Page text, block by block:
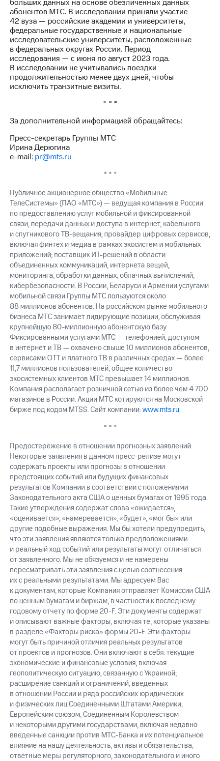
больших данных на основе обезличенных данных
абонентов МТС. В исследовании приняли участие
42 вуза — российские академии и университеты,
федеральные государственные и национальные
исследовательские университеты, расположенные
в федеральных округах России. Период
исследования — с июня по август 2023 года.
В исследовании не учитывались поездки
продолжительностью менее двух дней, чтобы
исключить транзитные визиты.
* * *
За дополнительной информацией обращайтесь:
Пресс-секретарь Группы МТС
Ирина Дерюгина
e-mail: pr@mts.ru
* * *
Публичное акционерное общество «Мобильные
ТелеСистемы» (ПАО «МТС») — ведущая компания в России
по предоставлению услуг мобильной и фиксированной
связи, передачи данных и доступа в интернет, кабельного
и спутникового ТВ-вещания; провайдер цифровых сервисов,
включая финтех и медиа в рамках экосистем и мобильных
приложений; поставщик ИТ-решений в области
объединенных коммуникаций, интернета вещей,
мониторинга, обработки данных, облачных вычислений,
кибербезопасности. В России, Беларуси и Армении услугами
мобильной связи Группы МТС пользуются около
88 миллионов абонентов. На российском рынке мобильного
бизнеса МТС занимает лидирующие позиции, обслуживая
крупнейшую 80-миллионную абонентскую базу.
Фиксированными услугами МТС — телефонией, доступом
в интернет и ТВ — охвачено свыше 10 миллионов абонентов,
сервисами OTT и платного ТВ в различных средах — более
11,7 миллионов пользователей, общее количество
экосистемных клиентов МТС превышает 14 миллионов.
Компания располагает розничной сетью из более чем 4 700
магазинов в России. Акции МТС котируются на Московской
бирже под кодом MTSS. Сайт компании:www.mts.ru.
* * *
Предостережение в отношении прогнозных заявлений.
Некоторые заявления в данном пресс-релизе могут
содержать проекты или прогнозы в отношении
предстоящих событий или будущих финансовых
результатов Компании в соответствии с положениями
Законодательного акта США о ценных бумагах от 1995 года.
Такие утверждения содержат слова «ожидается»,
«оценивается», «намеревается», «будет», «мог бы» или
другие подобные выражения. Мы бы хотели предупредить,
что эти заявления являются только предположениями
и реальный ход событий или результаты могут отличаться
от заявленного. Мы не обязуемся и не намерены
пересматривать эти заявления с целью соотнесения
их с реальными результатами. Мы адресуем Вас
к документам, которые Компания отправляет Комиссии США
по ценным бумагам и биржам, в частности к последнему
годовому отчету по форме 20-F. Эти документы содержат
и описывают важные факторы, включая те, которые указаны
в разделе «Факторы риска» формы 20-F. Эти факторы
могут быть причиной отличия реальных результатов
от проектов и прогнозов. Они включают в себя: текущие
экономические и финансовые условия, включая
геополитическую ситуацию, связанную с Украиной;
расширение санкций и ограничений, введенных
в отношении России и ряда российских юридических
и физических лиц Соединенными Штатами Америки,
Европейским союзом, Соединенным Королевством
и некоторыми другими государствами, включая недавно
введенные санкции против МТС-Банка и их потенциальное
влияние на нашу деятельность, активы и обязательства;
ответные меры регуляторного, законодательного и иного